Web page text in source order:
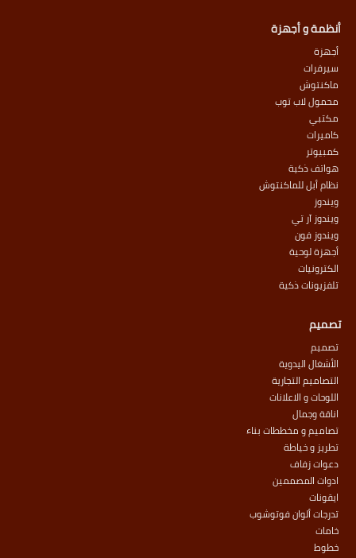
أنظمة و أجهزة
أجهزة
سيرفرات
ماكنتوش
محمول لاب توب
مكتبي
كاميرات
كمبيوتر
هواتف ذكية
نظام أبل للماكنتوش
ويندوز
ويندوز آر تي
ويندوز فون
أجهزة لوحية
الكترونيات
تلفزيونات ذكية
تصميم
تصميم
الأشغال اليدوية
التصاميم التجارية
اللوحات و الاعلانات
اناقة وجمال
تصاميم و مخططات بناء
تطريز و خياطة
دعوات زفاف
ادوات المصممين
ايقونات
تدرجات ألوان فوتوشوب
خامات
خطوط